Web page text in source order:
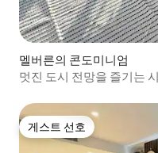
멜버른의 콘도미니엄
멋진 도시 전망을 즐기는
게스트 선호
게스트 선호